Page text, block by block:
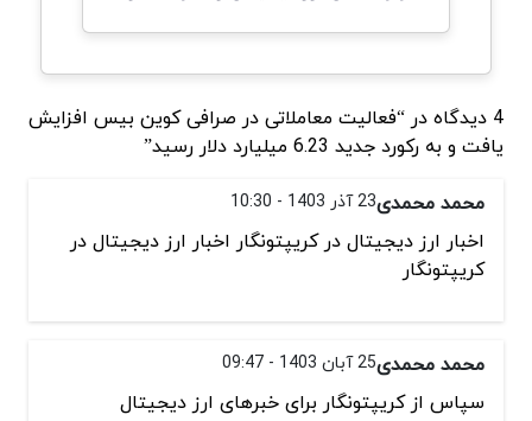
4 دیدگاه در “فعالیت معاملاتی در صرافی کوین بیس افزایش
یافت و به رکورد جدید 6.23 میلیارد دلار رسید”
محمد محمدی23 آذر 1403 - 10:30
اخبار ارز دیجیتال در کریپتونگار اخبار ارز دیجیتال در
کریپتونگار
محمد محمدی25 آبان 1403 - 09:47
سپاس از کریپتونگار برای خبرهای ارز دیجیتال